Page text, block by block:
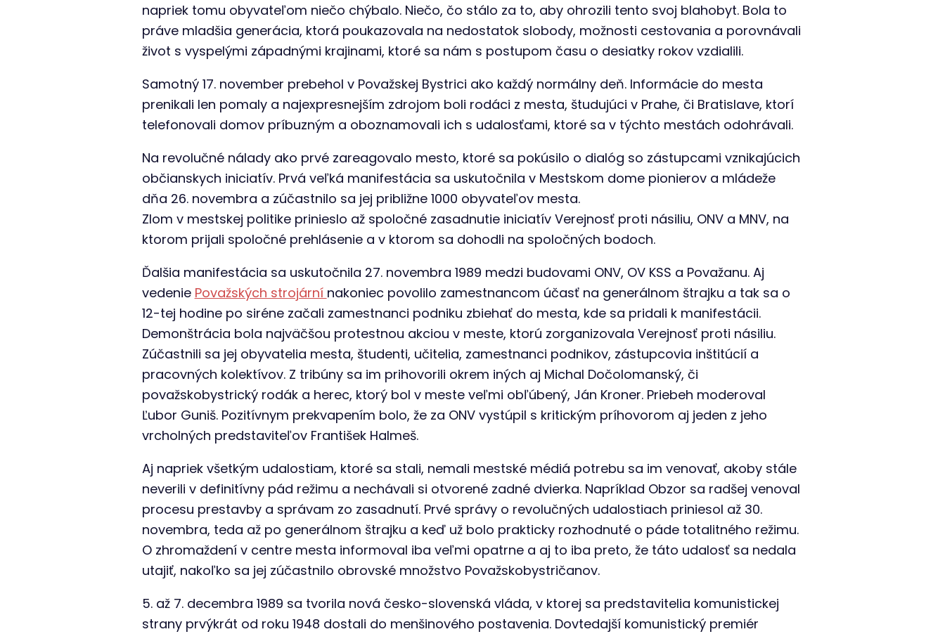
napriek tomu obyvateľom niečo chýbalo. Niečo, čo stálo za to, aby ohrozili tento svoj blahobyt. Bola to
práve mladšia generácia, ktorá poukazovala na nedostatok slobody, možnosti cestovania a porovnávali
život s vyspelými západnými krajinami, ktoré sa nám s postupom času o desiatky rokov vzdialili.
Samotný 17. november prebehol v Považskej Bystrici ako každý normálny deň. Informácie do mesta
prenikali len pomaly a najexpresnejším zdrojom boli rodáci z mesta, študujúci v Prahe, či Bratislave, ktorí
telefonovali domov príbuzným a oboznamovali ich s udalosťami, ktoré sa v týchto mestách odohrávali.
Na revolučné nálady ako prvé zareagovalo mesto, ktoré sa pokúsilo o dialóg so zástupcami vznikajúcich
občianskych iniciatív. Prvá veľká manifestácia sa uskutočnila v Mestskom dome pionierov a mládeže
dňa 26. novembra a zúčastnilo sa jej približne 1000 obyvateľov mesta.
Zlom v mestskej politike prinieslo až spoločné zasadnutie iniciatív Verejnosť proti násiliu, ONV a MNV, na
ktorom prijali spoločné prehlásenie a v ktorom sa dohodli na spoločných bodoch.
Ďalšia manifestácia sa uskutočnila 27. novembra 1989 medzi budovami ONV, OV KSS a Považanu. Aj
vedenie Považských strojární nakoniec povolilo zamestnancom účasť na generálnom štrajku a tak sa o
12-tej hodine po siréne začali zamestnanci podniku zbiehať do mesta, kde sa pridali k manifestácii.
Demonštrácia bola najväčšou protestnou akciou v meste, ktorú zorganizovala Verejnosť proti násiliu.
Zúčastnili sa jej obyvatelia mesta, študenti, učitelia, zamestnanci podnikov, zástupcovia inštitúcií a
pracovných kolektívov. Z tribúny sa im prihovorili okrem iných aj Michal Dočolomanský, či
považskobystrický rodák a herec, ktorý bol v meste veľmi obľúbený, Ján Kroner. Priebeh moderoval
Ľubor Guniš. Pozitívnym prekvapením bolo, že za ONV vystúpil s kritickým príhovorom aj jeden z jeho
vrcholných predstaviteľov František Halmeš.
Aj napriek všetkým udalostiam, ktoré sa stali, nemali mestské médiá potrebu sa im venovať, akoby stále
neverili v definitívny pád režimu a nechávali si otvorené zadné dvierka. Napríklad Obzor sa radšej venoval
procesu prestavby a správam zo zasadnutí. Prvé správy o revolučných udalostiach priniesol až 30.
novembra, teda až po generálnom štrajku a keď už bolo prakticky rozhodnuté o páde totalitného režimu.
O zhromaždení v centre mesta informoval iba veľmi opatrne a aj to iba preto, že táto udalosť sa nedala
utajiť, nakoľko sa jej zúčastnilo obrovské množstvo Považskobystričanov.
5. až 7. decembra 1989 sa tvorila nová česko-slovenská vláda, v ktorej sa predstavitelia komunistickej
strany prvýkrát od roku 1948 dostali do menšinového postavenia. Dovtedajší komunistický premiér